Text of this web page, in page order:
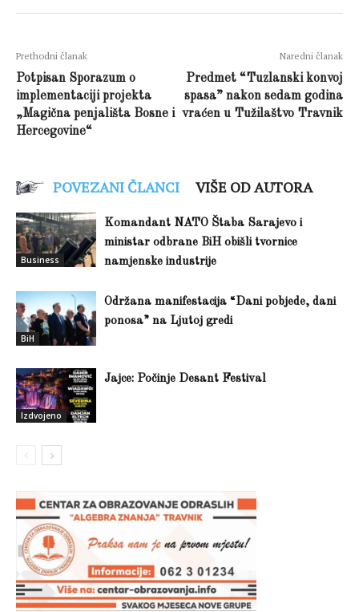
Prethodni članak
Potpisan Sporazum o
implementaciji projekta
„Magična penjališta Bosne i
Hercegovine“
Naredni članak
Predmet “Tuzlanski konvoj
spasa” nakon sedam godina
vraćen u Tužilaštvo Travnik
POVEZANI ČLANCI VIŠE OD AUTORA
Business
Komandant NATO Štaba Sarajevo i
ministar odbrane BiH obišli tvornice
namjenske industrije
BiH
Održana manifestacija “Dani pobjede, dani
ponosa” na Ljutoj gredi
Izdvojeno
Jajce: Počinje Desant Festival